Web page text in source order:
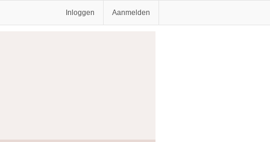
Inloggen Aanmelden